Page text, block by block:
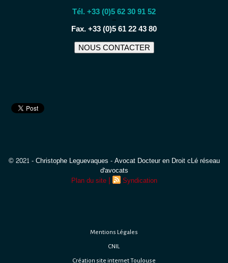
Tél. +33 (0)5 62 30 91 52
−
Fax. +33 (0)5 61 22 43 80
NOUS CONTACTER
© 2021 - Christophe Leguevaques - Avocat Docteur en Droit cLé réseau
d'avocats
Plan du site | Syndication
Mentions Légales
CNIL
Création site internet Toulouse